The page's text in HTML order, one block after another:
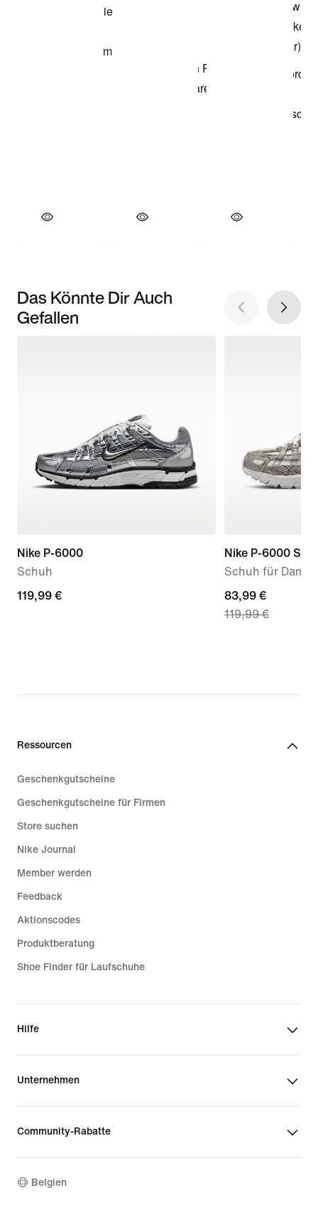
Das Könnte Dir Auch
Gefallen
Nike P-6000
Schuh
119,99 €
119,99 €
Nike P-6000 SE
Schuh für Damen
current
price
119,99 €
83,99 €
119,99 €
Ressourcen
Geschenkgutscheine
Geschenkgutscheine für Firmen
Store suchen
Nike Journal
Member werden
Feedback
Aktionscodes
Produktberatung
Shoe Finder für Laufschuhe
Hilfe
Unternehmen
Community-Rabatte
Belgien